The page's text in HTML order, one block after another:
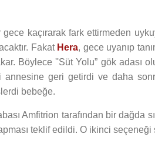
kaçırarak fark ettirmeden
Fakat Hera, gece uyanıp
Böylece ''Süt Yolu” gök adası
geri getirdi ve daha
bebeğe.
Amfitrion tarafından bir dağda
teklif edildi. O ikinci seçeneği